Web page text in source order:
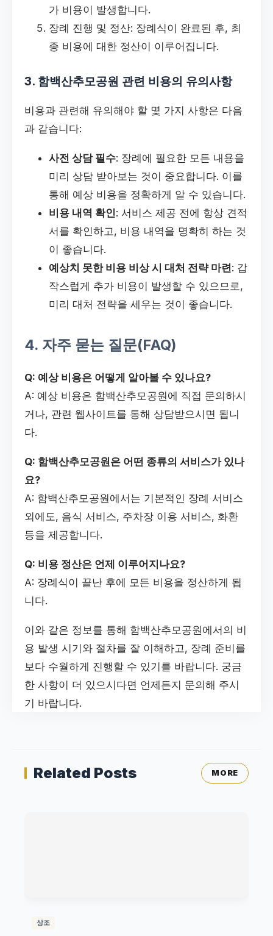
가 비용이 발생합니다.
장례 진행 및 정산: 장례식이 완료된 후, 최
종 비용에 대한 정산이 이루어집니다.
3. 함백산추모공원 관련 비용의 유의사항
비용과 관련해 유의해야 할 몇 가지 사항은 다음
과 같습니다:
사전 상담 필수: 장례에 필요한 모든 내용을
미리 상담 받아보는 것이 중요합니다. 이를
통해 예상 비용을 정확하게 알 수 있습니다.
비용 내역 확인: 서비스 제공 전에 항상 견적
서를 확인하고, 비용 내역을 명확히 하는 것
이 좋습니다.
예상치 못한 비용 비상 시 대처 전략 마련: 갑
작스럽게 추가 비용이 발생할 수 있으므로,
미리 대처 전략을 세우는 것이 좋습니다.
4. 자주 묻는 질문(FAQ)
Q: 예상 비용은 어떻게 알아볼 수 있나요?
A: 예상 비용은 함백산추모공원에 직접 문의하시
거나, 관련 웹사이트를 통해 상담받으시면 됩니
다.
Q: 함백산추모공원은 어떤 종류의 서비스가 있나
요?
A: 함백산추모공원에서는 기본적인 장례 서비스
외에도, 음식 서비스, 주차장 이용 서비스, 화환
등을 제공합니다.
Q: 비용 정산은 언제 이루어지나요?
A: 장례식이 끝난 후에 모든 비용을 정산하게 됩
니다.
이와 같은 정보를 통해 함백산추모공원에서의 비
용 발생 시기와 절차를 잘 이해하고, 장례 준비를
보다 수월하게 진행할 수 있기를 바랍니다. 궁금
한 사항이 더 있으시다면 언제든지 문의해 주시
기 바랍니다.
Related Posts MORE
상조